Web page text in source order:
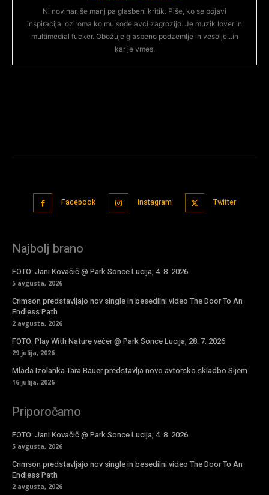
Ni novinar, še manj pa glasbeni kritik. Piše, ko se pojavi
inspiracija, oziroma ko mu sodelavci zagrozijo. Je muzik lover in
multimedial fucker. Obožuje glasbeno podzemlje in vesolje...in
kar je vmes.
Facebook Instagram Twitter
Najbolj brano
FOTO: Jani Kovačič @ Park Sonce Lucija, 4. 8. 2026
5 avgusta, 2026
Crimson predstavljajo nov single in besedilni video The Door To An
Endless Path
2 avgusta, 2026
FOTO: Play With Nature večer @ Park Sonce Lucija, 28. 7. 2026
29 julija, 2026
Mlada Izolanka Tara Bauer predstavlja novo avtorsko skladbo Sijem
16 julija, 2026
Priporočamo
FOTO: Jani Kovačič @ Park Sonce Lucija, 4. 8. 2026
5 avgusta, 2026
Crimson predstavljajo nov single in besedilni video The Door To An
Endless Path
2 avgusta, 2026